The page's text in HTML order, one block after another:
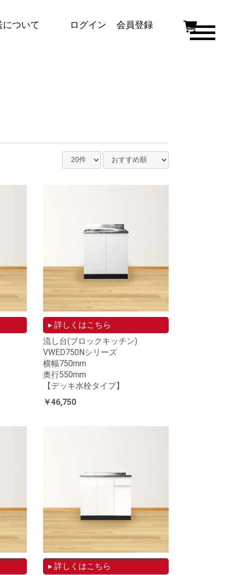
きるシリーズ
賃貸住宅での利用に適した標準的な
ガス台＋調理台＋吊戸棚シリーズ
について ログイン 会員登録
▸ 詳しくはこちら
流し台(ブロックキッチン)
VWED750Nシリーズ
横幅750mm
奥行550mm
【デッキ水栓タイプ】
￥46,750
▸ 詳しくはこちら